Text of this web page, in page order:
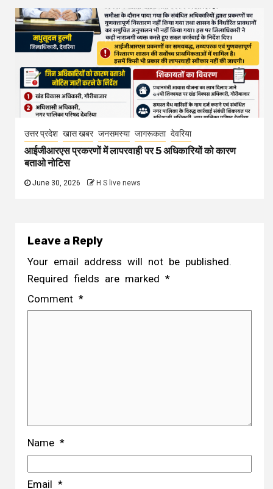
उत्तर प्रदेश खास खबर जनसमस्या जागरूकता देवरिया
आईजीआरएस प्रकरणों में लापरवाही पर 5 अधिकारियों को कारण
बताओ नोटिस
June 30, 2026 H S live news
Leave a Reply
Your email address will not be published.
Required fields are marked *
Comment *
Name *
Email *